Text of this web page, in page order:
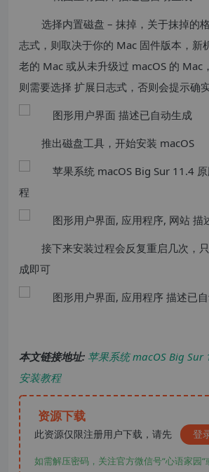
选择内置磁盘 – 抹掉，关于抹掉的
志式，则取决于你的 Mac 固件版本，新
老的 Mac 或从未升级过 macOS 的 Mac
则需要选择 扩展日志式，否则会提示确实
推出磁盘工具，开始安装 macOS
接下来安装过程会反复重启几次，
成即可
本文链接地址: 苹果系统 macOS Big Sur
安装教程
资源下载
此资源仅限注册用户下载，请先 登
如需解压密码，关注官方微信号“心语家园